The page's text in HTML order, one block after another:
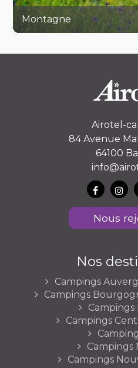
Montagne
Airotel-
84 Avenue
64100
Nous
Nos
Campings
Campings
Campings
Campings
Campings